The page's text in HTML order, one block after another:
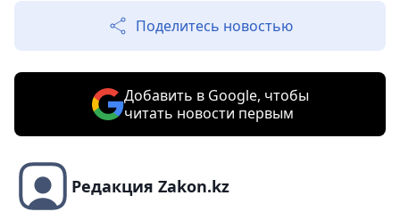
Поделитесь новостью
Добавить в Google, чтобы
читать новости первым
Редакция Zakon.kz